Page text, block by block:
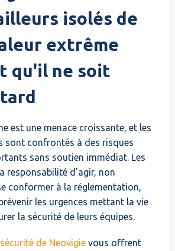
isolés de
extrême
qu'il ne soit
est une menace croissante, et les
sont confrontés à des risques
sans soutien immédiat. Les
responsabilité d'agir, non
conformer à la réglementation,
les urgences mettant la vie
la sécurité de leurs équipes.
de Neovigie vous offrent